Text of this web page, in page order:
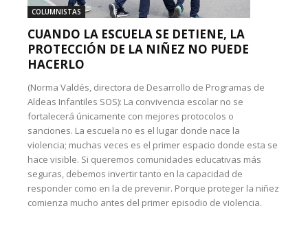
COLUMNISTAS
CUANDO LA ESCUELA SE DETIENE, LA
PROTECCIÓN DE LA NIÑEZ NO PUEDE
HACERLO
(Norma Valdés, directora de Desarrollo de Programas de
Aldeas Infantiles SOS): La convivencia escolar no se
fortalecerá únicamente con mejores protocolos o
sanciones. La escuela no es el lugar donde nace la
violencia; muchas veces es el primer espacio donde esta se
hace visible. Si queremos comunidades educativas más
seguras, debemos invertir tanto en la capacidad de
responder como en la de prevenir. Porque proteger la niñez
comienza mucho antes del primer episodio de violencia.